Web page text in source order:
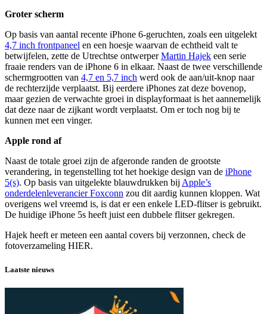
Groter scherm
Op basis van aantal recente iPhone 6-geruchten, zoals een uitgelekt
4,7 inch frontpaneel en een hoesje waarvan de echtheid valt te
betwijfelen, zette de Utrechtse ontwerperMartin Hajek een serie
fraaie renders van de iPhone 6 in elkaar. Naast de twee verschillende
schermgrootten van 4,7 en 5,7 inch werd ook de aan/uit-knop naar
de rechterzijde verplaatst. Bij eerdere iPhones zat deze bovenop,
maar gezien de verwachte groei in displayformaat is het aannemelijk
dat deze naar de zijkant wordt verplaatst. Om er toch nog bij te
kunnen met een vinger.
Apple rond af
Naast de totale groei zijn de afgeronde randen de grootste
verandering, in tegenstelling tot het hoekige design van de iPhone
5(s). Op basis van uitgelekte blauwdrukken bij Apple’s
onderdelenleverancier Foxconn zou dit aardig kunnen kloppen. Wat
overigens wel vreemd is, is dat er een enkele LED-flitser is gebruikt.
De huidige iPhone 5s heeft juist een dubbele flitser gekregen.
Hajek heeft er meteen een aantal covers bij verzonnen, check de
fotoverzameling HIER.
Laatste nieuws